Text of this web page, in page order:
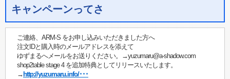
キャンペーンってさ
ご連絡、ARM-S をお申し込みいただきました方へ
注文IDと購入時のメールアドレスを添えて
ゆずまるへメールをお送りください。→yuzumaru@a-shadow.com
shop2table stage 4 を追加特典としてリリースいたします。
→ http://yuzumaru.info/･･･